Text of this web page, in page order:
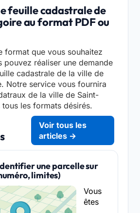
feuille cadastrale de
au format PDF ou
format que vous souhaitez
pouvez réaliser une demande
cadastrale de la ville de
Notre service vous fournira
de la ville de Saint-
tous les formats désirés.
Voir tous les
articles →
une parcelle sur
limites)
Vous
êtes